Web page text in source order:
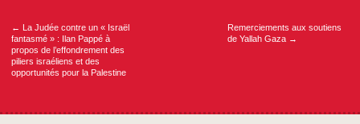
← La Judée contre un « Israël
fantasmé » : Ilan Pappé à
propos de l’effondrement des
piliers israéliens et des
opportunités pour la Palestine
Remerciements aux soutiens
de Yallah Gaza →